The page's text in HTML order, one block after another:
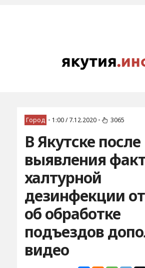
Город • 1:00 / 7.12.2020 • 3065
В Якутске после
выявления
халтурной
дезинфекции
об обработке
подъездов
видео